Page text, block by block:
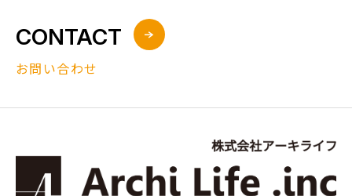
CONTACT
お問い合わせ